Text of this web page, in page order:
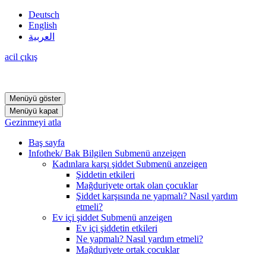
Deutsch
English
العربية
acil çıkış
Menüyü göster
Menüyü kapat
Gezinmeyi atla
Baş sayfa
Infothek/ Bak Bilgilen Submenü anzeigen
Kadınlara karşı şiddet Submenü anzeigen
Şiddetin etkileri
Mağduriyete ortak olan çocuklar
Şiddet karşısında ne yapmalı? Nasıl yardım
etmeli?
Ev içi şiddet Submenü anzeigen
Ev içi şiddetin etkileri
Ne yapmalı? Nasıl yardım etmeli?
Mağduriyete ortak çocuklar